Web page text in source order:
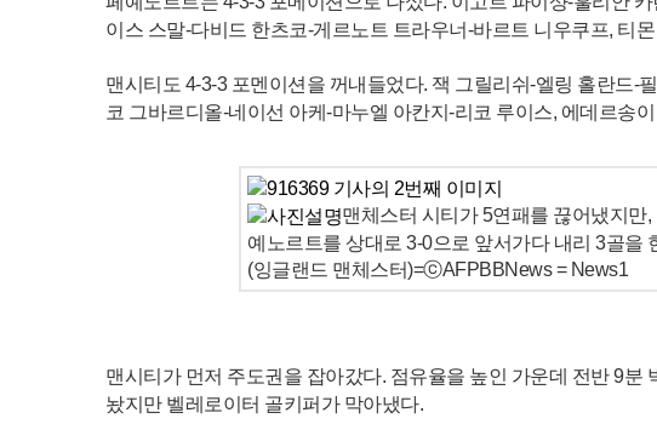
이스 스말-다비드 한츠코-게르노트 트라우너-바르트 니우쿠프, 티
맨시티도 4-3-3 포멘이션을 꺼내들었다. 잭 그릴리쉬-엘링 홀란드-
코 그바르디올-네이선 아케-마누엘 아칸지-리코 루이스, 에데르송
맨체스터 시티가 5연패를 끊어냈지만
예노르트를 상대로 3-0으로 앞서가다 내리 3골을
(잉글랜드 맨체스터)=ⓒAFPBBNews = News1
맨시티가 먼저 주도권을 잡아갔다. 점유율을 높인 가운데 전반 9분
놨지만 벨레로이터 골키퍼가 막아냈다.